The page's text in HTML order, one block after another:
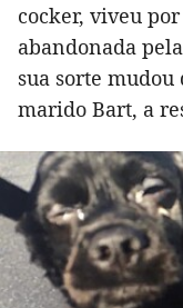
cocker, viveu
abandonada
sua sorte
marido Bart, a